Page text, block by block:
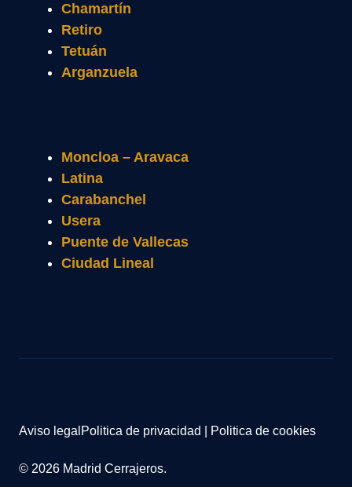
Chamartín
Retiro
Tetuán
Arganzuela
Moncloa – Aravaca
Latina
Carabanchel
Usera
Puente de Vallecas
Ciudad Lineal
© 2026 Madrid Cerrajeros.
Aviso legal Politica de privacidad Politica de cookies